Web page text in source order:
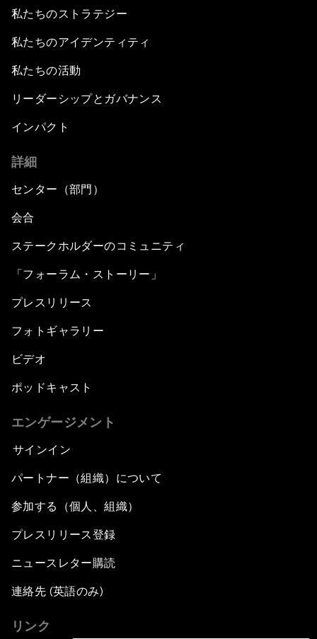
私たちのストラテジー
私たちのアイデンティティ
私たちの活動
リーダーシップとガバナンス
インパクト
詳細
センター（部門）
会合
ステークホルダーのコミュニティ
「フォーラム・ストーリー」
プレスリリース
フォトギャラリー
ビデオ
ポッドキャスト
エンゲージメント
サインイン
パートナー（組織）について
参加する（個人、組織）
プレスリリース登録
ニュースレター購読
連絡先 (英語のみ)
リンク